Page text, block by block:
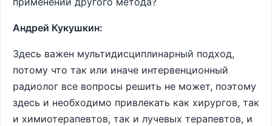
Андрей Кукушкин:
Здесь важен мультидисциплинарный подход,
потому что так или иначе интервенционный
радиолог все вопросы решить не может, поэтому
здесь и необходимо привлекать как хирургов, так
и химиотерапевтов, так и лучевых терапевтов, и